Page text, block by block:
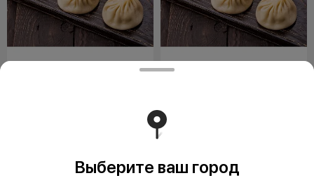
Буузы традиционные
Выберите ваш город